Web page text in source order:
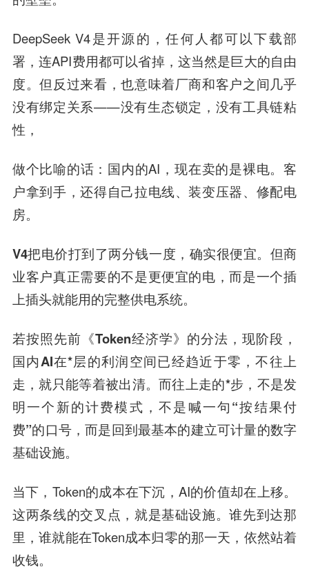
DeepSeek V4是开源的，任何人都可以下载部
署，连API费用都可以省掉，这当然是巨大的自由
度。但反过来看，也意味着厂商和客户之间几乎
没有绑定关系——没有生态锁定，没有工具链粘
性，
做个比喻的话：国内的AI，现在卖的是裸电。客
户拿到手，还得自己拉电线、装变压器、修配电
房。
V4把电价打到了两分钱一度，确实很便宜。但商
业客户真正需要的不是更便宜的电，而是一个插
上插头就能用的完整供电系统。
若按照先前《Token经济学》的分法，现阶段，
国内AI在*层的利润空间已经趋近于零，不往上
走，就只能等着被出清。而往上走的*步，不是发
明一个新的计费模式，不是喊一句“按结果付
费”的口号，而是回到最基本的建立可计量的数字
基础设施。
当下，Token的成本在下沉，AI的价值却在上移。
这两条线的交叉点，就是基础设施。谁先到达那
里，谁就能在Token成本归零的那一天，依然站着
收钱。